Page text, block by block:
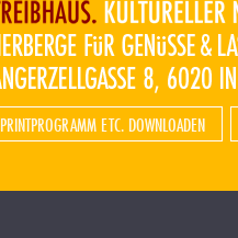
PRINTPROGRAMM ETC. DOWNLOADEN